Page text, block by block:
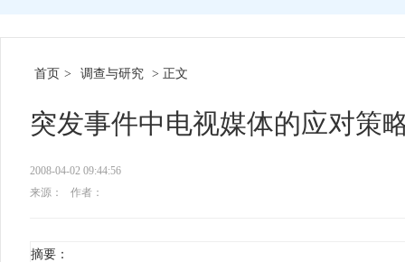
首页 > 调查与研究 > 正文
突发事件中电视媒体的应对策
2008-04-02 09:44:56
来源：
作者：
摘要：